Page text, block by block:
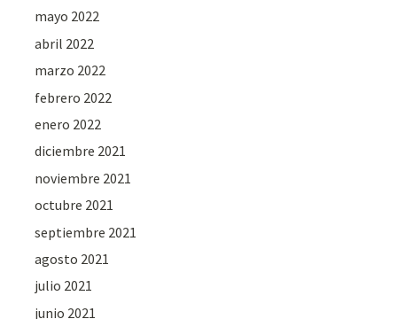
mayo 2022
abril 2022
marzo 2022
febrero 2022
enero 2022
diciembre 2021
noviembre 2021
octubre 2021
septiembre 2021
agosto 2021
julio 2021
junio 2021